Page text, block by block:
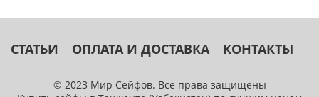
СТАТЬИ ОПЛАТА И ДОСТАВКА КОНТАКТЫ
© 2023 Мир Сейфов. Все права защищены